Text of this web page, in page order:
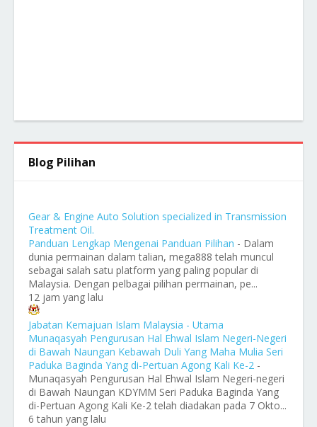
Blog Pilihan
Gear & Engine Auto Solution specialized in Transmission
Treatment Oil.
Panduan Lengkap Mengenai Panduan Pilihan - Dalam
dunia permainan dalam talian, mega888 telah muncul
sebagai salah satu platform yang paling popular di
Malaysia. Dengan pelbagai pilihan permainan, pe...
12 jam yang lalu
Jabatan Kemajuan Islam Malaysia - Utama
Munaqasyah Pengurusan Hal Ehwal Islam Negeri-Negeri
di Bawah Naungan Kebawah Duli Yang Maha Mulia Seri
Paduka Baginda Yang di-Pertuan Agong Kali Ke-2 -
Munaqasyah Pengurusan Hal Ehwal Islam Negeri-negeri
di Bawah Naungan KDYMM Seri Paduka Baginda Yang
di-Pertuan Agong Kali Ke-2 telah diadakan pada 7 Okto...
6 tahun yang lalu